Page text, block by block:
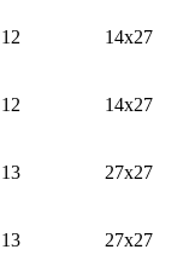
12 14x27
12 14x27
13 27x27
13 27x27